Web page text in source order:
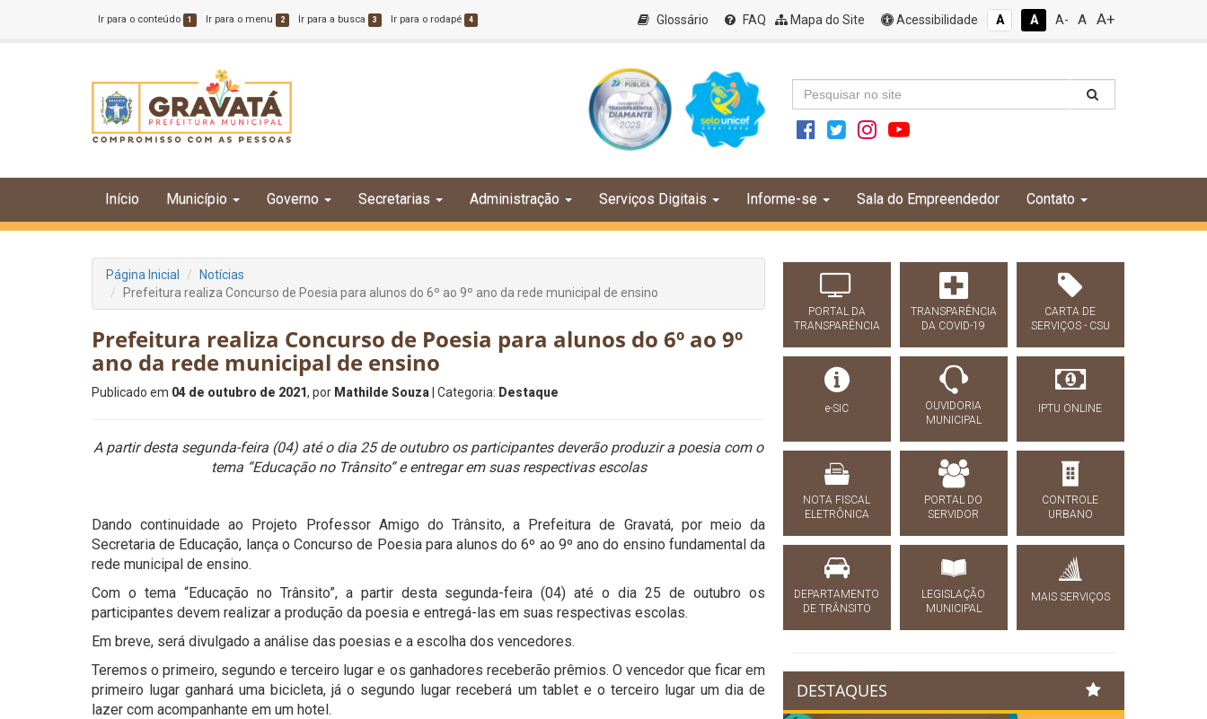
Ir para o conteúdo 1 Ir para o menu 2 Ir para a busca 3 Ir para o rodapé 4 Glossário FAQ Mapa do Site Acessibilidade A A A- A A+
Início Município Governo Secretarias Administração Serviços Digitais Informe-se Sala do Empreendedor Contato
Página Inicial
Notícias
Prefeitura realiza Concurso de Poesia para alunos do 6º ao 9º ano da rede municipal de ensino
Prefeitura realiza Concurso de Poesia para alunos do 6º ao 9º
ano da rede municipal de ensino
Publicado em 04 de outubro de 2021, por Mathilde Souza | Categoria: Destaque
A partir desta segunda-feira (04) até o dia 25 de outubro os participantes deverão produzir a poesia com o
tema “Educação no Trânsito” e entregar em suas respectivas escolas
Dando continuidade ao Projeto Professor Amigo do Trânsito, a Prefeitura de Gravatá, por meio da
Secretaria de Educação, lança o Concurso de Poesia para alunos do 6º ao 9º ano do ensino fundamental da
rede municipal de ensino.
Com o tema “Educação no Trânsito”, a partir desta segunda-feira (04) até o dia 25 de outubro os
participantes devem realizar a produção da poesia e entregá-las em suas respectivas escolas.
Em breve, será divulgado a análise das poesias e a escolha dos vencedores.
Teremos o primeiro, segundo e terceiro lugar e os ganhadores receberão prêmios. O vencedor que ficar em
primeiro lugar ganhará uma bicicleta, já o segundo lugar receberá um tablet e o terceiro lugar um dia de
lazer com acompanhante em um hotel.
PORTAL DA
TRANSPARÊNCIA
TRANSPARÊNCIA
DA COVID-19
CARTA DE
SERVIÇOS - CSU
e-SIC
OUVIDORIA
MUNICIPAL
IPTU ONLINE
NOTA FISCAL
ELETRÔNICA
PORTAL DO
SERVIDOR
CONTROLE
URBANO
DEPARTAMENTO
DE TRÂNSITO
LEGISLAÇÃO
MUNICIPAL
MAIS SERVIÇOS
DESTAQUES